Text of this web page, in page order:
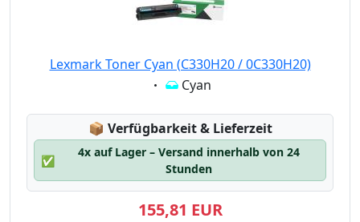
Lexmark Toner Cyan (C330H20 / 0C330H20)
Eigenschaft:
Cyan
📦 Lagerstatus:
Verfügbarkeit & Lieferzeit
✅
4x auf Lager – Versand innerhalb von 24
Stunden
155,81 EUR